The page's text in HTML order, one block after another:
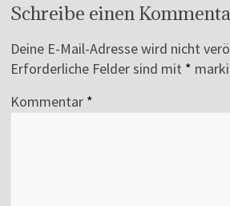
Schreibe einen
Deine E-Mail-Adresse wird nicht
Erforderliche Felder sind mit *
Kommentar *